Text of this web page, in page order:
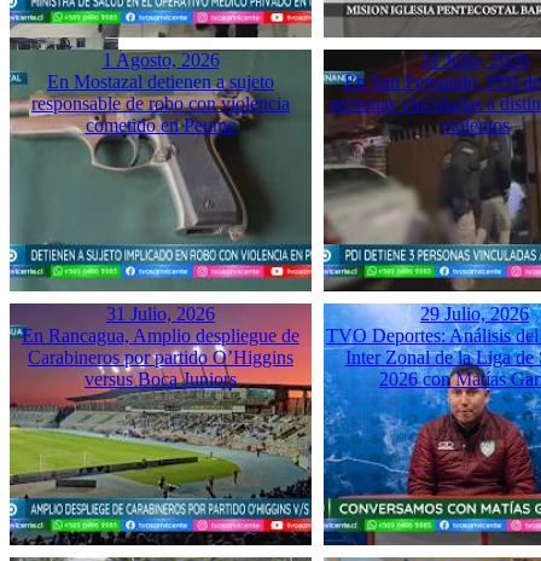
1 Agosto, 2026
En Mostazal detienen a sujeto
responsable de robo con violencia
cometido en Peumo
31 Julio, 2026
En San Fernando, PDI
personas vinculadas a
violentos
31 Julio, 2026
En Rancagua, Amplio despliegue de
Carabineros por partido O’Higgins
versus Boca Juniors
29 Julio, 2026
TVO Deportes: Análisis del
Inter Zonal de la Liga de
2026 con Matías